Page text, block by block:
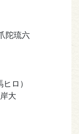
陀琉六
ロ）
大